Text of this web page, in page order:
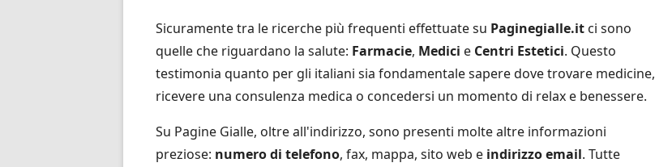
Sicuramente tra le ricerche più frequenti effettuate su Paginegialle.it ci sono
quelle che riguardano la salute: Farmacie, Medici e Centri Estetici. Questo
testimonia quanto per gli italiani sia fondamentale sapere dove trovare medicine,
ricevere una consulenza medica o concedersi un momento di relax e benessere.
Su Pagine Gialle, oltre all'indirizzo, sono presenti molte altre informazioni
preziose: numero di telefono, fax, mappa, sito web e indirizzo email. Tutte